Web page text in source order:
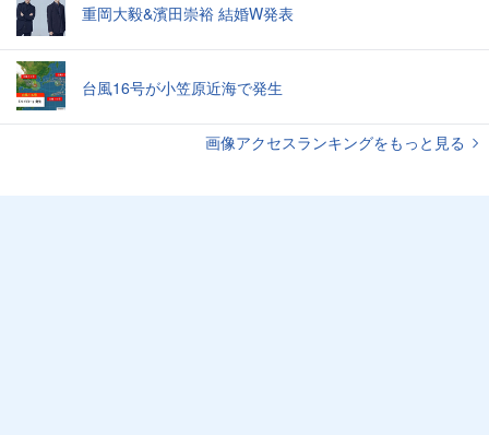
重岡大毅&濱田崇裕 結婚W発表
台風16号が小笠原近海で発生
画像アクセスランキングをもっと見る